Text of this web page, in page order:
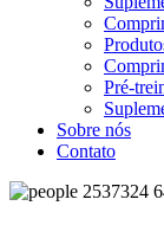
Pré-
Sobre nós
Contato